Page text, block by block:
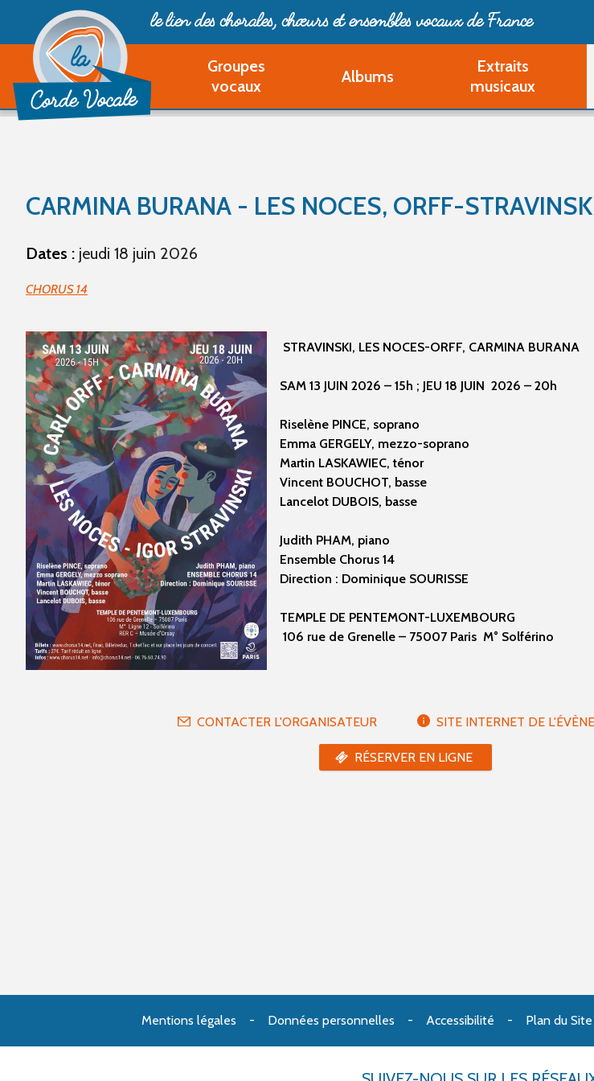
le lien des chorales, chœurset ensembles vocaux de France
Groupes
vocaux
Albums
Extraits
musicaux
CARMINA BURANA - LES NOCES, ORFF-
Dates : jeudi 18 juin 2026
CHORUS 14
STRAVINSKI, LES NOCES-ORFF, CARMINA BURANA
SAM 13 JUIN 2026 – 15h ; JEU 18 JUIN 2026 – 20h
Riselène PINCE, soprano
Emma GERGELY, mezzo-soprano
Martin LASKAWIEC, ténor
Vincent BOUCHOT, basse
Lancelot DUBOIS, basse
Judith PHAM, piano
Ensemble Chorus 14
Direction : Dominique SOURISSE
TEMPLE DE PENTEMONT-LUXEMBOURG
106 rue de Grenelle – 75007 Paris M° Solférino
CONTACTER L'ORGANISATEUR SITE INTERNET DE
RÉSERVER EN LIGNE
Mentions légales Données personnelles Accessibilité Plan du Site